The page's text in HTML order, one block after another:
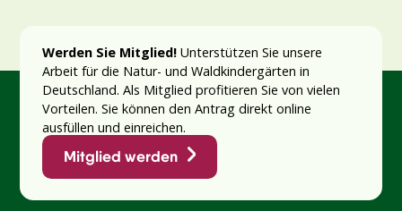
Werden Sie Mitglied!Unterstützen Sie unsere
Arbeit für die Natur- und Waldkindergärten in
Deutschland. Als Mitglied profitieren Sie von vielen
Vorteilen. Sie können den Antrag direkt online
ausfüllen und einreichen.
Mitglied werden